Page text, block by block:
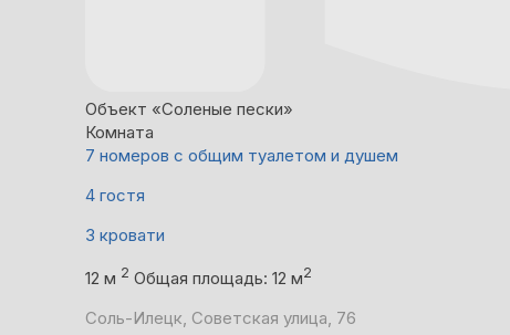
Объект «Соленые пески»
Комната
7 номеров с общим туалетом и душем
4 гостя
3 кровати
12 м 2 Общая площадь: 12 м2
Соль-Илецк, Советская улица, 76